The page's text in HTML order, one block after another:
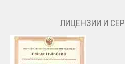
ЛИЦЕНЗИИ И